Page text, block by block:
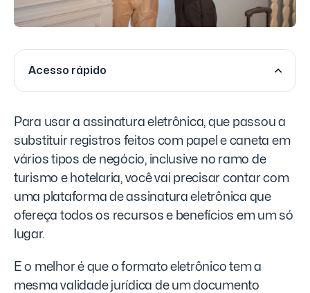
Acesso rápido
Para usar a assinatura eletrônica, que passou a
substituir registros feitos com papel e caneta em
vários tipos de negócio, inclusive no ramo de
turismo e hotelaria, você vai precisar contar com
uma plataforma de assinatura eletrônica que
ofereça todos os recursos e benefícios em um só
lugar.
E o melhor é que o formato eletrônico tem a
mesma validade jurídica de um documento